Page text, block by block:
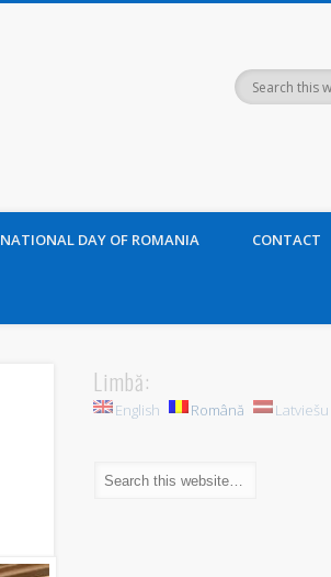
NATIONAL DAY OF ROMANIA CONTACT
Limbă:
English Română Latviešu